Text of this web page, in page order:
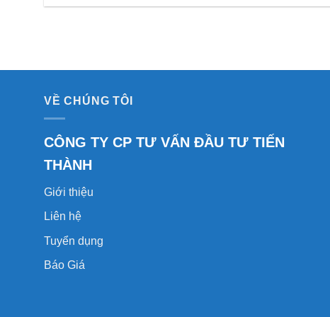
VỀ CHÚNG TÔI
CÔNG TY CP TƯ VẤN ĐẦU TƯ TIẾN
THÀNH
Giới thiệu
Liên hệ
Tuyển dụng
Báo Giá